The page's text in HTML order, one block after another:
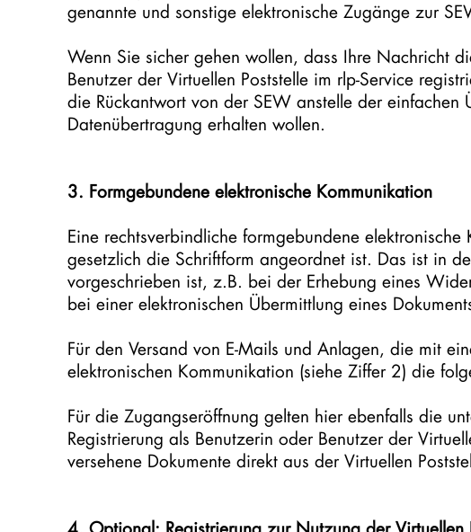
genannte und sonstige elektronische Zugänge zur
Wenn Sie sicher gehen wollen, dass Ihre Nachricht
Benutzer der Virtuellen Poststelle im rlp-Service
die Rückantwort von der SEW anstelle der
Datenübertragung erhalten wollen.
3. Formgebundene elektronische Kommunikation
Eine rechtsverbindliche formgebundene
gesetzlich die Schriftform angeordnet ist. Das ist in
vorgeschrieben ist, z.B. bei der Erhebung eines
bei einer elektronischen Übermittlung eines
Für den Versand von E-Mails und Anlagen, die mit
elektronischen Kommunikation (siehe Ziffer 2) die
Für die Zugangseröffnung gelten hier ebenfalls die
Registrierung als Benutzerin oder Benutzer der
versehene Dokumente direkt aus der Virtuellen